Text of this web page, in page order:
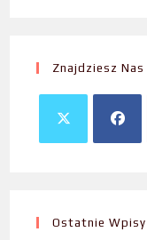
Znajdziesz Nas
Ostatnie Wpisy